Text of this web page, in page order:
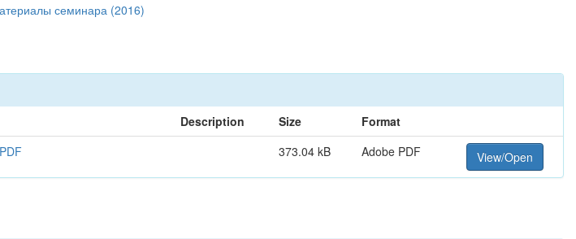
семинара (2016)
Description Size
Format
373.04 kB Adobe PDF View/Open